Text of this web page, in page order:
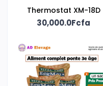
Thermostat XM-18D
30,000.0Fcfa